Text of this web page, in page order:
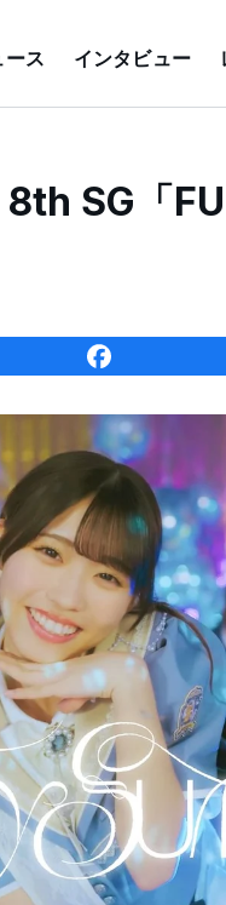
ース インタビュー
SG「